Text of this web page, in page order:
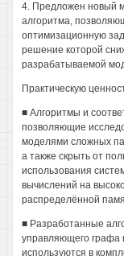
4. Предложен новый
алгоритма,
оптимизационную
решение которой
разрабатываемой
Практическую
■ Алгоритмы и
позволяющие
моделями сложных
а также скрыть от
использования
вычислений на
распределённой
■ Разработанные
управляющего графа
используются в